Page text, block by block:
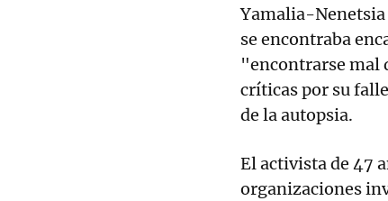
Yamalia-Nenetsia
se encontraba
"encontrarse mal
críticas por su
de la autopsia.
El activista de 47
organizaciones